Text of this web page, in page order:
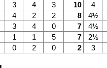
3 4 3 10 4
4 2 2 8 4½
3 4 0 7 4½
1 1 5 7 2½
0 2 0 2 3